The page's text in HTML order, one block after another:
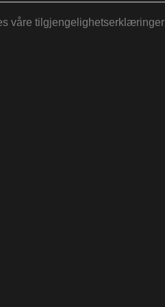
våre tilgjengelighetserklæringer